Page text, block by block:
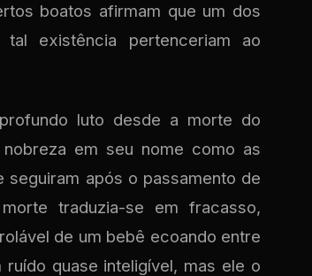
boatos afirmam que um dos
existência pertenceriam ao
luto desde a morte do
em seu nome como as
após o passamento de
traduzia-se em fracasso,
de um bebê ecoando entre
quase inteligível, mas ele o